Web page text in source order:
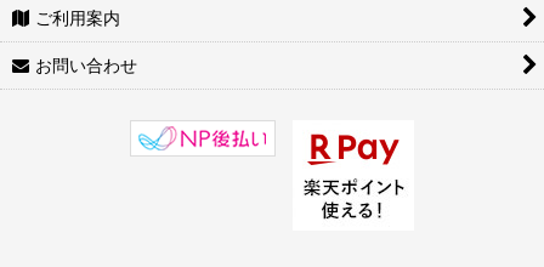
八大守護神 不動明王（酉年）
八大守護神 阿弥陀如来（戌・亥年）
ご利用案内
お問い合わせ